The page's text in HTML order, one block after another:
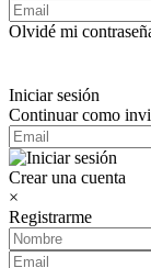
Olvidé mi
Iniciar sesión
Continuar como
Crear una cuenta
×
Registrarme